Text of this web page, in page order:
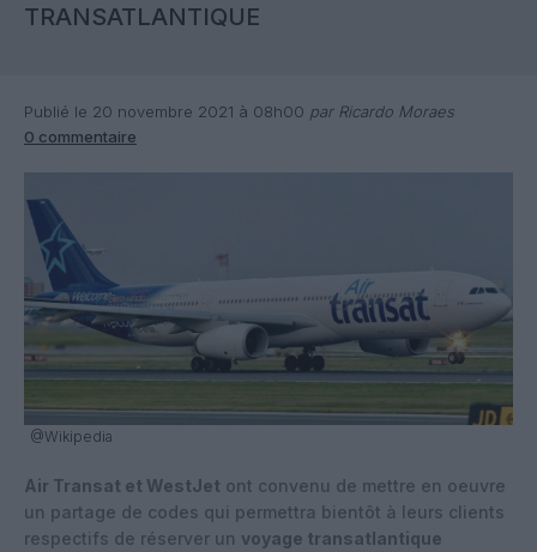
TRANSATLANTIQUE
Publié le 20 novembre 2021 à 08h00 par Ricardo Moraes
0 commentaire
@Wikipedia
Air Transat et WestJet ont convenu de mettre en oeuvre
un partage de codes qui permettra bientôt à leurs clients
respectifs de réserver un voyage transatlantique